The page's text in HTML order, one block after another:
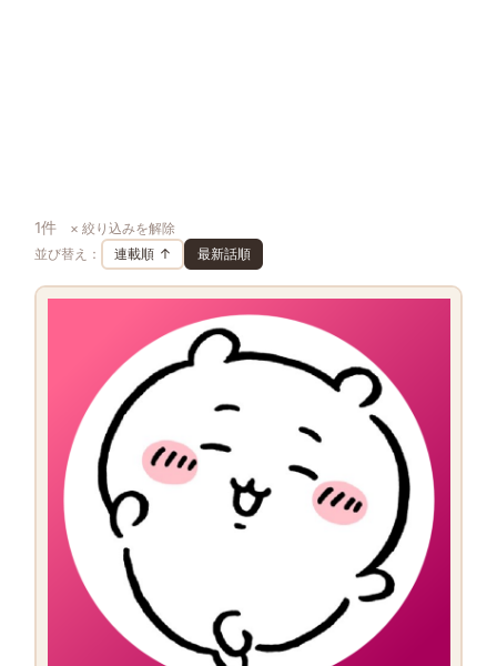
1件
× 絞り込みを解除
並び替え：
連載順 ↑ 最新話順